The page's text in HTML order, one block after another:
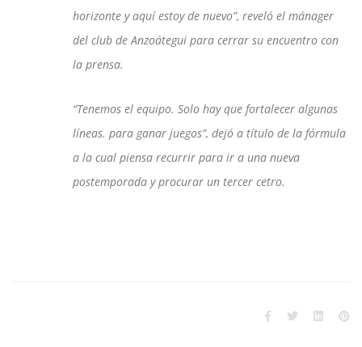
horizonte y aquí estoy de nuevo”, reveló el mánager
del club de Anzoátegui para cerrar su encuentro con
la prensa.
“Tenemos el equipo. Solo hay que fortalecer algunas
líneas. para ganar juegos”, dejó a título de la fórmula
a la cual piensa recurrir para ir a una nueva
postemporada y procurar un tercer cetro.